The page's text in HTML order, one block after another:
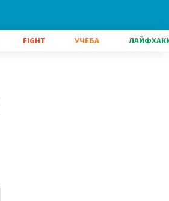
FIGHT УЧЕБА